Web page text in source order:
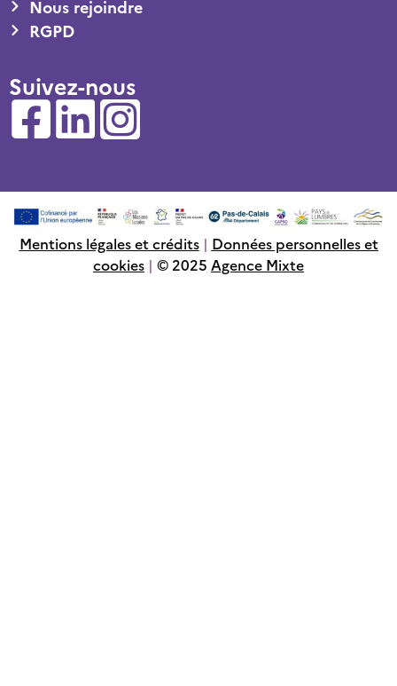
Nous rejoindre
RGPD
Suivez-nous
Mentions légales et crédits | Données personnelles et
cookies | © 2025 Agence Mixte